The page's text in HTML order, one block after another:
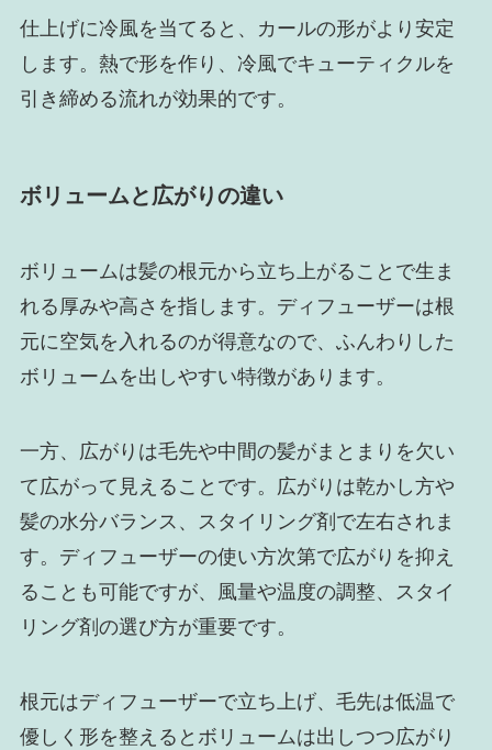
仕上げに冷風を当てると、カールの形がより安定
します。熱で形を作り、冷風でキューティクルを
引き締める流れが効果的です。
ボリュームと広がりの違い
ボリュームは髪の根元から立ち上がることで生ま
れる厚みや高さを指します。ディフューザーは根
元に空気を入れるのが得意なので、ふんわりした
ボリュームを出しやすい特徴があります。
一方、広がりは毛先や中間の髪がまとまりを欠い
て広がって見えることです。広がりは乾かし方や
髪の水分バランス、スタイリング剤で左右されま
す。ディフューザーの使い方次第で広がりを抑え
ることも可能ですが、風量や温度の調整、スタイ
リング剤の選び方が重要です。
根元はディフューザーで立ち上げ、毛先は低温で
優しく形を整えるとボリュームは出しつつ広がり